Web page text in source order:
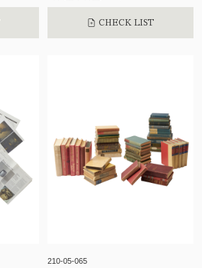
CHECK LIST
210-05-065